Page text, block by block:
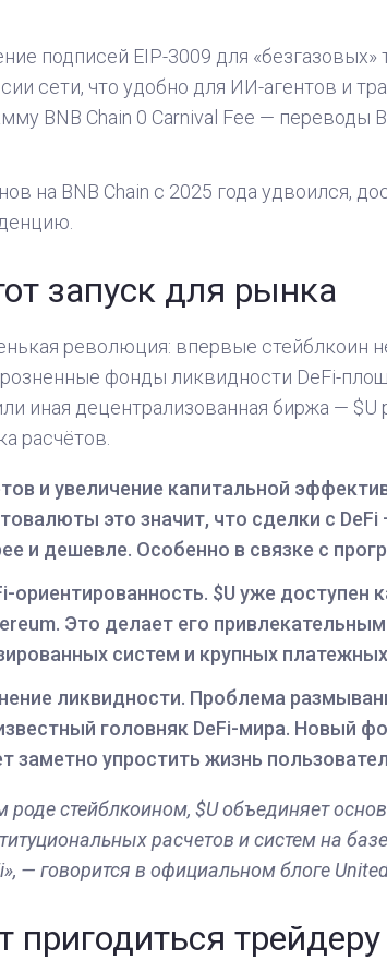
подписей EIP-3009 для
сети, что удобно для ИИ-агентов и
BNB Chain 0 Carnival Fee — переводы
на BNB Chain c 2025 года удвоился,
запуск для рынка
революция: впервые стейблкоин
фонды ликвидности DeFi-
иная децентрализованная биржа —
расчётов.
и увеличение капитальной
это значит, что сделки с
и дешевле. Особенно в связке с
ориентированность. $U уже доступен
Это делает его
систем и крупных
ликвидности. Проблема
головняк DeFi-мира. Новый
заметно упростить жизнь
роде стейблкоином, $U объединяет
расчетов и систем на
— говорится в официальном блоге
пригодиться